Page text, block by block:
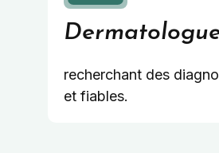
recherchant des
et fiables.